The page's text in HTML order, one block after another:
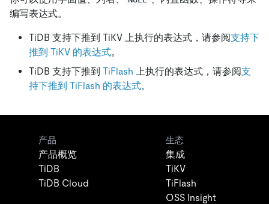
编写表达式。
TiDB 支持下推到 TiKV 上执行的表达式，请参阅支持下
推到 TiKV 的表达式。
TiDB 支持下推到 TiFlash 上执行的表达式，请参阅支
持下推到 TiFlash 的表达式。
产品
产品概览
TiDB
TiDB Cloud
生态
集成
TiKV
TiFlash
OSS Insight